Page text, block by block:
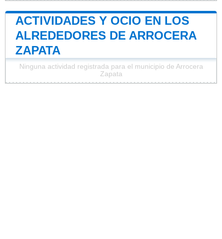
ACTIVIDADES Y OCIO EN LOS
ALREDEDORES DE ARROCERA
ZAPATA
Ninguna actividad registrada para el municipio de Arrocera
Zapata